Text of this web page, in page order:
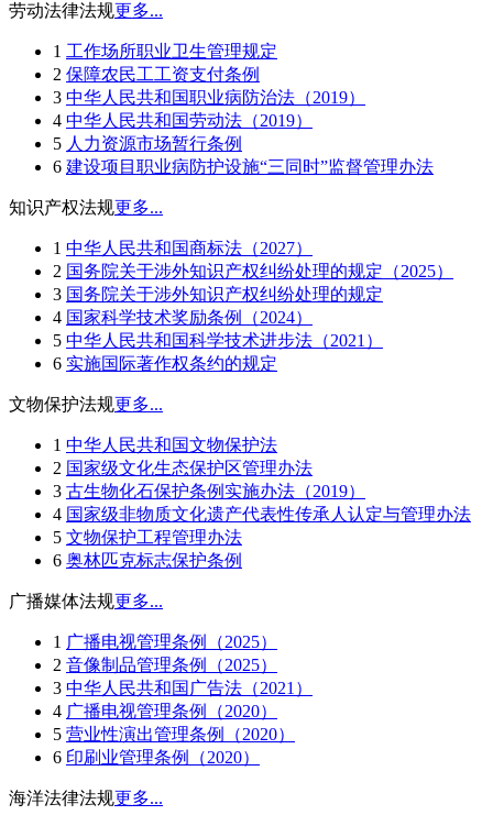
劳动法律法规更多...
1 工作场所职业卫生管理规定
2 保障农民工工资支付条例
3 中华人民共和国职业病防治法（2019）
4 中华人民共和国劳动法（2019）
5 人力资源市场暂行条例
6 建设项目职业病防护设施“三同时”监督管理办法
知识产权法规更多...
1 中华人民共和国商标法（2027）
2 国务院关于涉外知识产权纠纷处理的规定（2025）
3 国务院关于涉外知识产权纠纷处理的规定
4 国家科学技术奖励条例（2024）
5 中华人民共和国科学技术进步法（2021）
6 实施国际著作权条约的规定
文物保护法规更多...
1 中华人民共和国文物保护法
2 国家级文化生态保护区管理办法
3 古生物化石保护条例实施办法（2019）
4 国家级非物质文化遗产代表性传承人认定与管理办法
5 文物保护工程管理办法
6 奥林匹克标志保护条例
广播媒体法规更多...
1 广播电视管理条例（2025）
2 音像制品管理条例（2025）
3 中华人民共和国广告法（2021）
4 广播电视管理条例（2020）
5 营业性演出管理条例（2020）
6 印刷业管理条例（2020）
海洋法律法规更多...